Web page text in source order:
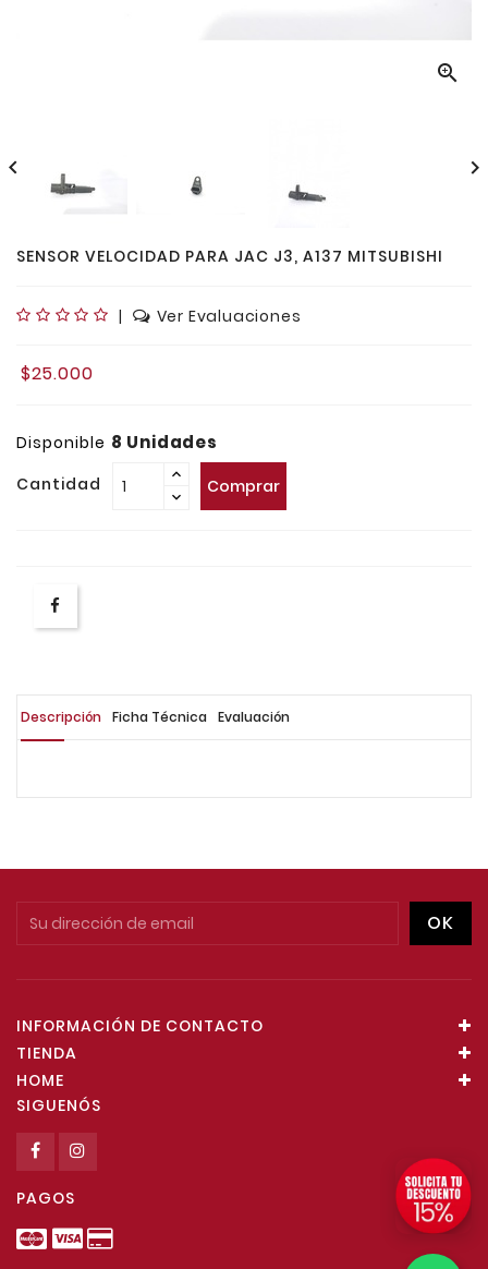

 
SENSOR VELOCIDAD PARA JAC J3, A137 MITSUBISHI
| Ver Evaluaciones
$25.000
Disponible 8 Unidades
Cantidad Comprar
Descripción Ficha Técnica Evaluación
INFORMACIÓN DE CONTACTO
TIENDA
HOME
SIGUENÓS
PAGOS